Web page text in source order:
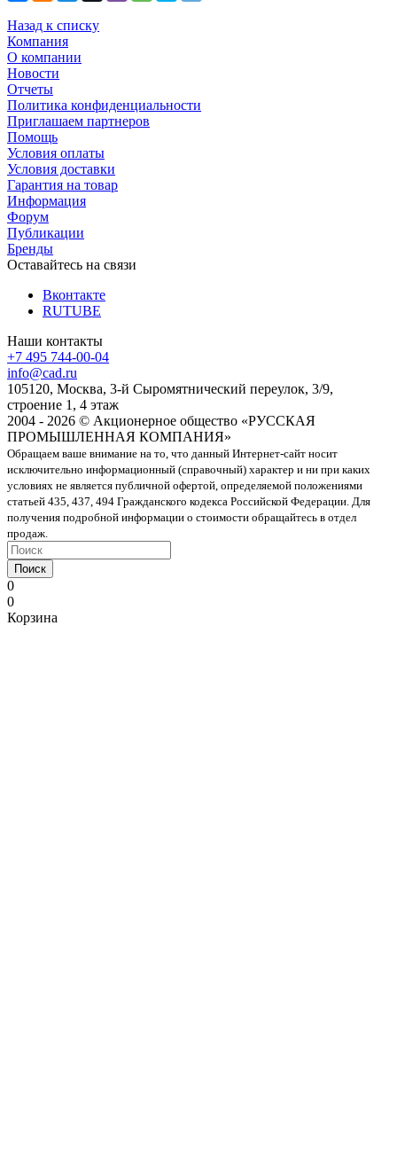
Назад к списку
Компания
О компании
Новости
Отчеты
Политика конфиденциальности
Приглашаем партнеров
Помощь
Условия оплаты
Условия доставки
Гарантия на товар
Информация
Форум
Публикации
Бренды
Оставайтесь на связи
Вконтакте
RUTUBE
Наши контакты
+7 495 744-00-04
info@cad.ru
105120, Москва, 3-й Сыромятнический переулок, 3/9,
строение 1, 4 этаж
2004 - 2026 © Акционерное общество «РУССКАЯ
ПРОМЫШЛЕННАЯ КОМПАНИЯ»
Обращаем ваше внимание на то, что данный Интернет-сайт носит
исключительно информационный (справочный) характер и ни при каких
условиях не является публичной офертой, определяемой положениями
статьей 435, 437, 494 Гражданского кодекса Российской Федерации. Для
получения подробной информации о стоимости обращайтесь в отдел
продаж.
Поиск
0
0
Корзина